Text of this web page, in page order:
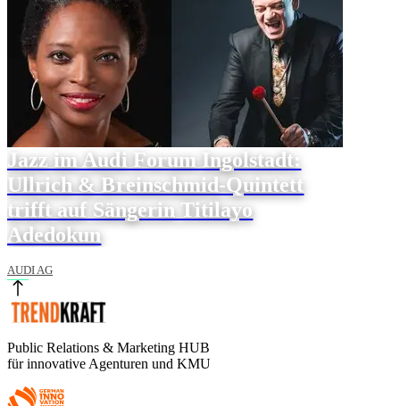
Jazz im Audi Forum Ingolstadt:
Ullrich & Breinschmid-Quintett
trifft auf Sängerin Titilayo
Adedokun
AUDI AG
Public Relations & Marketing HUB
für innovative Agenturen und KMU